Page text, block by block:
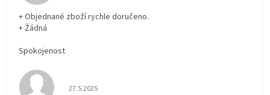
+ Objednané zboží rychle doručeno.
+ Žádná
Spokojenost
Hodnocení obchodu je 5 z 5 hvězdiček.
27.5.2025